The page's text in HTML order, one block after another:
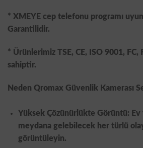
* XMEYE cep telefonu programı
Garantilidir.
* Ürünlerimiz TSE, CE, ISO 9001, FC,
sahiptir.
Neden Qromax Güvenlik Kamerası
Yüksek Çözünürlükte Görüntü: Ev
meydana gelebilecek her türlü
görüntüleyin.